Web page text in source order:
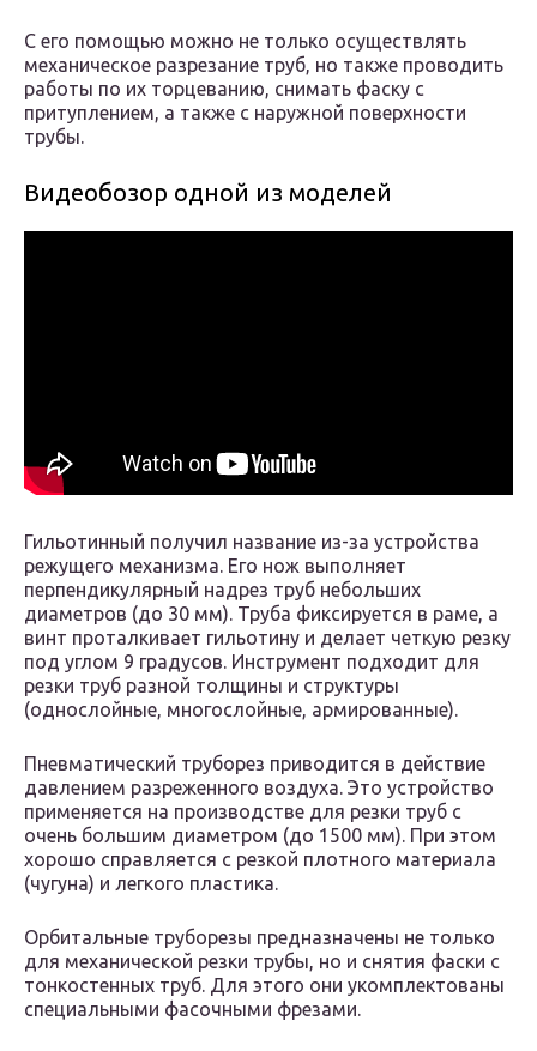
С его помощью можно не только осуществлять
механическое разрезание труб, но также проводить
работы по их торцеванию, снимать фаску с
притуплением, а также с наружной поверхности
трубы.
Видеобозор одной из моделей
Гильотинный получил название из-за устройства
режущего механизма. Его нож выполняет
перпендикулярный надрез труб небольших
диаметров (до 30 мм). Труба фиксируется в раме, а
винт проталкивает гильотину и делает четкую резку
под углом 9 градусов. Инструмент подходит для
резки труб разной толщины и структуры
(однослойные, многослойные, армированные).
Пневматический труборез приводится в действие
давлением разреженного воздуха. Это устройство
применяется на производстве для резки труб с
очень большим диаметром (до 1500 мм). При этом
хорошо справляется с резкой плотного материала
(чугуна) и легкого пластика.
Орбитальные труборезы предназначены не только
для механической резки трубы, но и снятия фаски с
тонкостенных труб. Для этого они укомплектованы
специальными фасочными фрезами.